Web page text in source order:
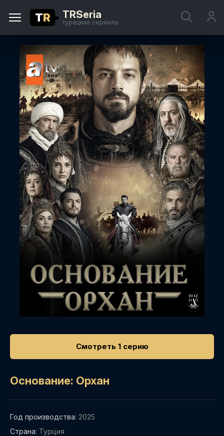
TR TRSeria
турецкие сериалы
Смотреть 1 серию
Основание: Орхан
Год производства: 2025
Страна: Турция